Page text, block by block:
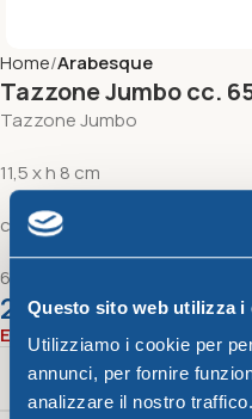
Questo sito web utilizza i
Utilizziamo i cookie per
annunci, per fornire
analizzare il nostro
Home Arabesque
Tazzone Jumbo cc.
Tazzone Jumbo
11,5 x h 8 cm
cc. 650
66 g
2,67€
Esaurito
Peso Color